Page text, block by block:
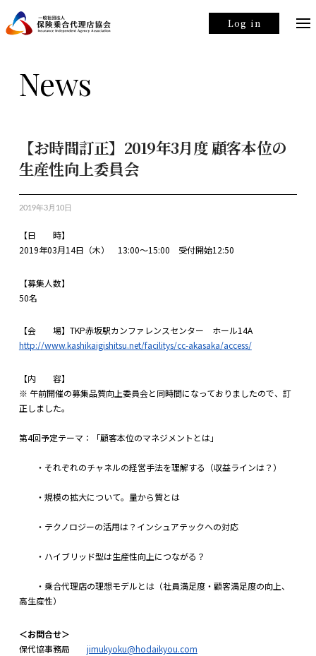
Log in
News
【お時間訂正】2019年3月度 顧客本位の
生産性向上委員会
2019年3月10日
【日 時】
2019年03月14日（木） 13:00～15:00 受付開始12:50
【募集人数】
50名
【会 場】TKP赤坂駅カンファレンスセンター ホール14A
http://www.kashikaigishitsu.net/facilitys/cc-akasaka/access/
【内 容】
※ 午前開催の募集品質向上委員会と同時間になっておりましたので、訂
正しました。
第4回予定テーマ：「顧客本位のマネジメントとは」
・それぞれのチャネルの経営手法を理解する（収益ラインは？）
・規模の拡大について。量から質とは
・テクノロジーの活用は？インシュアテックへの対応
・ハイブリッド型は生産性向上につながる？
・乗合代理店の理想モデルとは（社員満足度・顧客満足度の向上、
高生産性）
＜お問合せ＞
保代協事務局 jimukyoku@hodaikyou.com